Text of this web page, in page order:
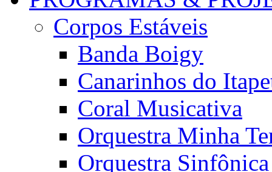
Corpos Estáveis
Banda Boigy
Canarinhos do
Coral Musicativa
Orquestra Minha
Orquestra